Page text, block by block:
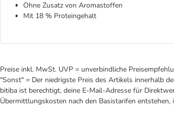
Ohne Zusatz von Aromastoffen
Mit 18 % Proteingehalt
Preise inkl. MwSt. UVP = unverbindliche
"Sonst" = Der niedrigste Preis des Artikels innerhalb
bitiba ist berechtigt, deine E-Mail-Adresse für
Übermittlungskosten nach den Basistarifen